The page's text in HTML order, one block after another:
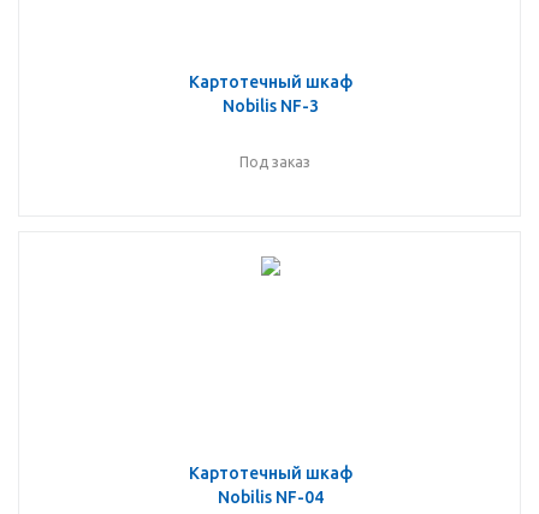
Картотечный шкаф
Nobilis NF-3
Под заказ
Картотечный шкаф
Nobilis NF-04